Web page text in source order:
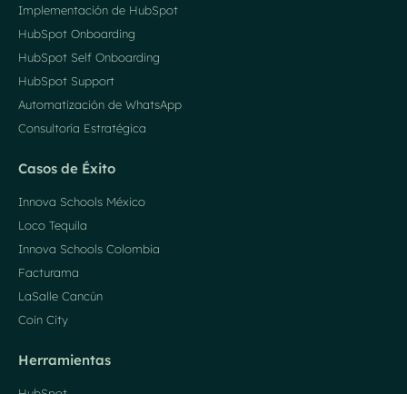
Implementación de HubSpot
HubSpot Onboarding
HubSpot Self Onboarding
HubSpot Support
Automatización de WhatsApp
Consultoría Estratégica
Casos de Éxito
Innova Schools México
Loco Tequila
Innova Schools Colombia
Facturama
LaSalle Cancún
Coin City
Herramientas